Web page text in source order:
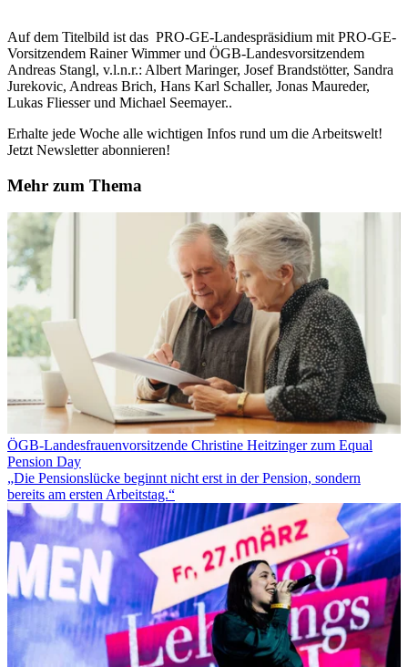
Auf dem Titelbild ist das PRO-GE-Landespräsidium mit PRO-GE-
Vorsitzendem Rainer Wimmer und ÖGB-Landesvorsitzendem
Andreas Stangl, v.l.n.r.: Albert Maringer, Josef Brandstötter, Sandra
Jurekovic, Andreas Brich, Hans Karl Schaller, Jonas Maureder,
Lukas Fliesser und Michael Seemayer..
Erhalte jede Woche alle wichtigen Infos rund um die Arbeitswelt!
Jetzt Newsletter abonnieren!
Mehr zum Thema
ÖGB-Landesfrauenvorsitzende Christine Heitzinger zum Equal
Pension Day
„Die Pensionslücke beginnt nicht erst in der Pension, sondern
bereits am ersten Arbeitstag.“